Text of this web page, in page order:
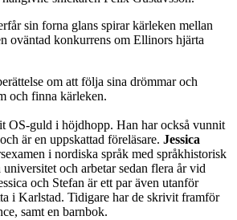
sin forna glans spirar kärleken mellan
oväntad konkurrens om Ellinors hjärta
om att följa sina drömmar och
och finna kärleken.
OS-guld i höjdhopp. Han har också vunnit
är en uppskattad föreläsare. Jessica
i nordiska språk med språkhistorisk
och arbetar sedan flera år vid
och Stefan är ett par även utanför
i Karlstad. Tidigare har de skrivit framför
samt en barnbok.